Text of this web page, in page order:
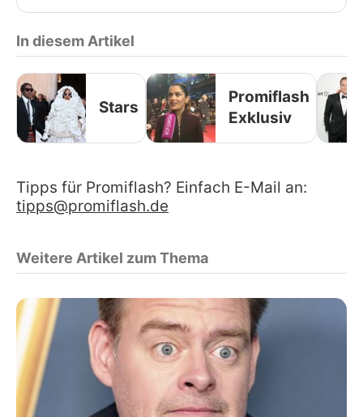
In diesem Artikel
Stars
Promiflash
Exklusiv
Tipps für Promiflash? Einfach E-Mail an:
tipps@promiflash.de
Weitere Artikel zum Thema